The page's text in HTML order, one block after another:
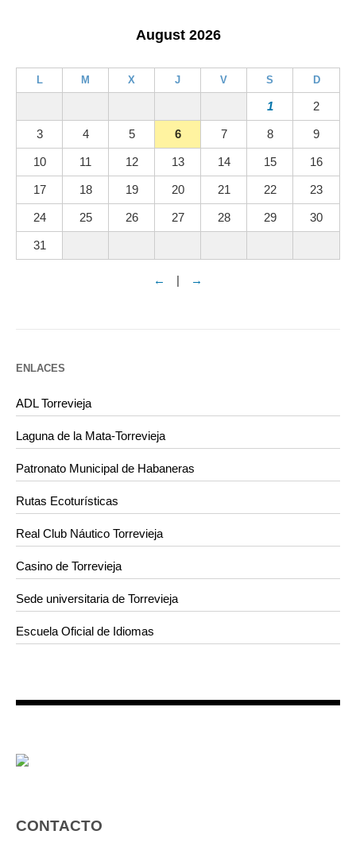
August 2026
L M X J V S D
1 2
3 4 5 6 7 8 9
10 11 12 13 14 15 16
17 18 19 20 21 22 23
24 25 26 27 28 29 30
31
← | →
ENLACES
ADL Torrevieja
Laguna de la Mata-Torrevieja
Patronato Municipal de Habaneras
Rutas Ecoturísticas
Real Club Náutico Torrevieja
Casino de Torrevieja
Sede universitaria de Torrevieja
Escuela Oficial de Idiomas
CONTACTO